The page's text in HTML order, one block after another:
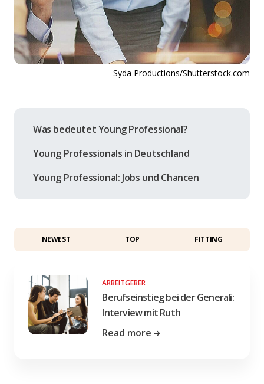
Syda Productions/Shutterstock.com
Was bedeutet Young Professional?
Young Professionals in Deutschland
Young Professional: Jobs und Chancen
NEWEST TOP FITTING
ARBEITGEBER
Berufseinstieg bei der Generali:
Interview mit Ruth
Read more